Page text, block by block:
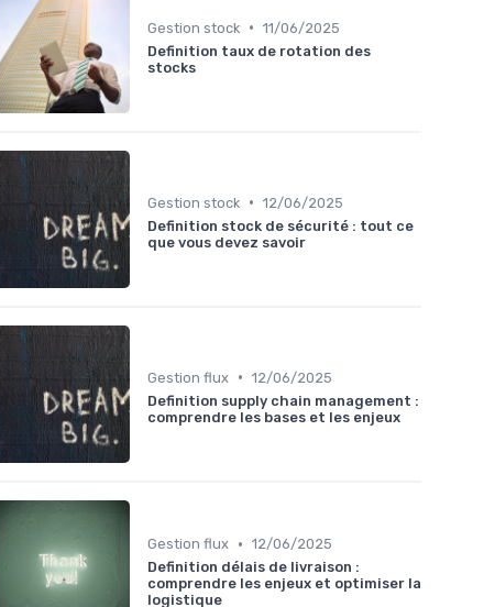
Gestion stock • 11/06/2025
Definition taux de rotation des
stocks
Gestion stock • 12/06/2025
Definition stock de sécurité : tout ce
que vous devez savoir
Gestion flux • 12/06/2025
Definition supply chain management :
comprendre les bases et les enjeux
Gestion flux • 12/06/2025
Definition délais de livraison :
comprendre les enjeux et optimiser la
logistique